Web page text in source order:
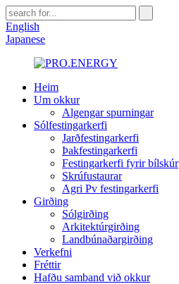
English
Japanese
Heim
Um okkur
Algengar spurningar
Sólfestingarkerfi
Jarðfestingarkerfi
Þakfestingarkerfi
Festingarkerfi fyrir bílskúr
Skrúfustaurar
Agri Pv festingarkerfi
Girðing
Sólgirðing
Arkitektúrgirðing
Landbúnaðargirðing
Verkefni
Fréttir
Hafðu samband við okkur